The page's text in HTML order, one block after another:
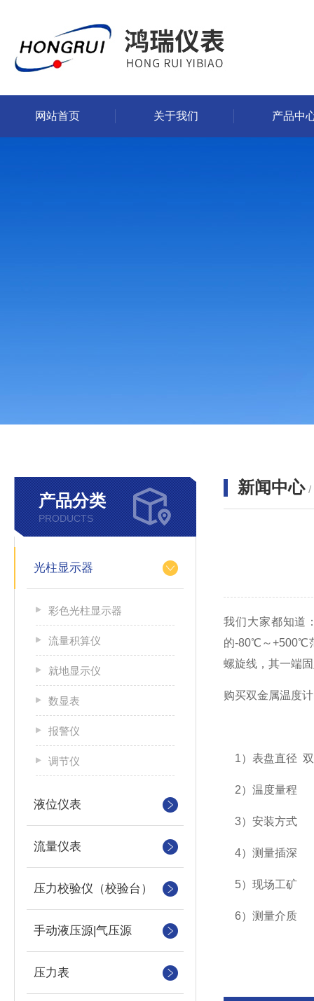
网站首页 关于我们 产品中
产品分类
PRODUCTS
光柱显示器
彩色光柱显示器
流量积算仪
就地显示仪
数显表
报警仪
调节仪
液位仪表
流量仪表
压力校验仪（校验台）
手动液压源|气压源
压力表
新闻中心 /
我们大家都知道
的-80℃～+500℃
螺旋线，其一端
购买双金属温度
1）表盘直径 双
2）温度量
3）安装方式
4）测量插
5）现场工矿
6）测量介质